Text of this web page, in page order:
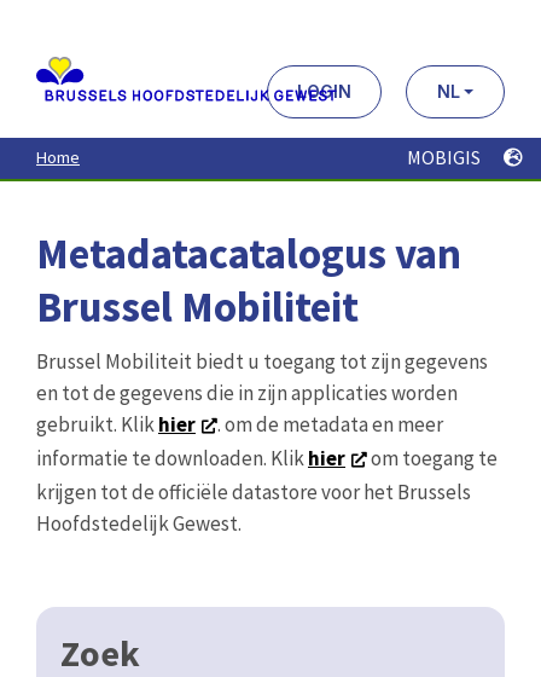
contenu
principal
LOGIN NL
Home MOBIGIS
Metadatacatalogus van
Brussel Mobiliteit
Brussel Mobiliteit biedt u toegang tot zijn gegevens
en tot de gegevens die in zijn applicaties worden
gebruikt. Klikhier
. om de metadata en meer
informatie te downloaden. Klikhier
om toegang te
krijgen tot de officiële datastore voor het Brussels
Hoofdstedelijk Gewest.
Zoek